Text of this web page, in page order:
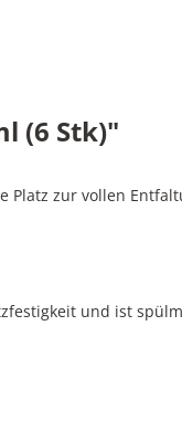
(6 Stk)"
zur vollen
und ist